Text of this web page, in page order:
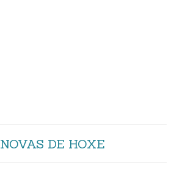
NOVAS DE HOXE